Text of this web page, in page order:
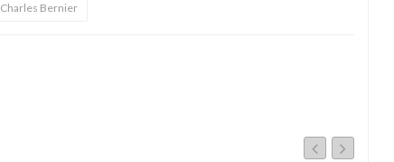
Charles Bernier